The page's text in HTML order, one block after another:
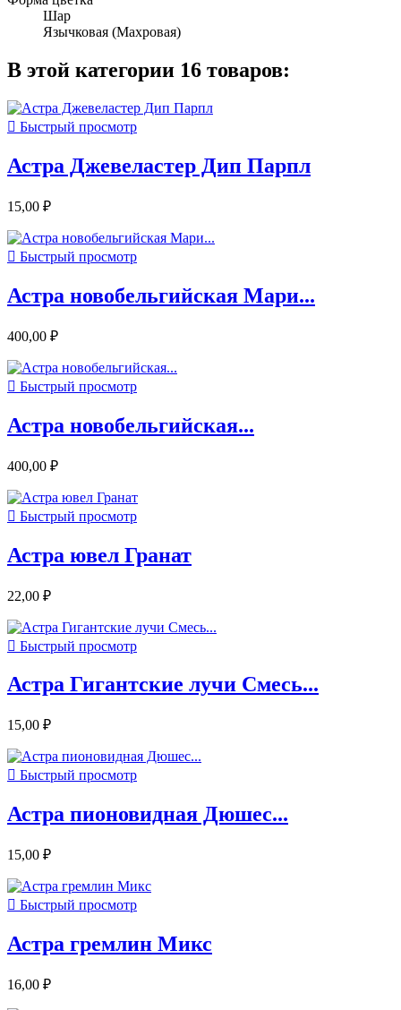
Шар
Язычковая (Махровая)
В этой категории 16 товаров:
 Быстрый просмотр
Астра Джевеластер Дип Парпл
15,00 ₽
 Быстрый просмотр
Астра новобельгийская Мари...
400,00 ₽
 Быстрый просмотр
Астра новобельгийская...
400,00 ₽
 Быстрый просмотр
Астра ювел Гранат
22,00 ₽
 Быстрый просмотр
Астра Гигантские лучи Смесь...
15,00 ₽
 Быстрый просмотр
Астра пионовидная Дюшес...
15,00 ₽
 Быстрый просмотр
Астра гремлин Микс
16,00 ₽